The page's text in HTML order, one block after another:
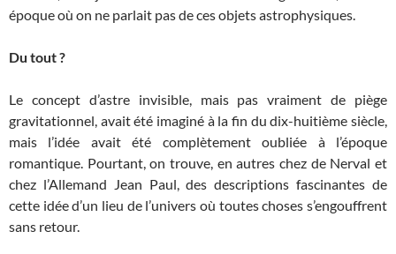
époque où on ne parlait pas de ces objets astrophysiques.
Du tout ?
Le concept d’astre invisible, mais pas vraiment de piège
gravitationnel, avait été imaginé à la fin du dix-huitième siècle,
mais l’idée avait été complètement oubliée à l’époque
romantique. Pourtant, on trouve, en autres chez de Nerval et
chez l’Allemand Jean Paul, des descriptions fascinantes de
cette idée d’un lieu de l’univers où toutes choses s’engouffrent
sans retour.